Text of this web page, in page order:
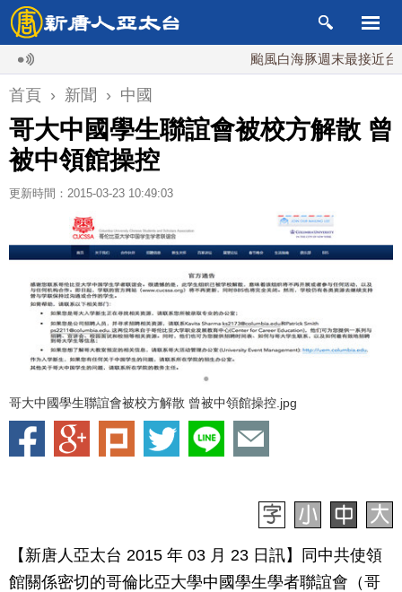
颱風白海豚週末最接近台灣
首頁 › 新聞 › 中國
哥大中國學生聯誼會被校方解散 曾
被中領館操控
更新時間：2015-03-23 10:49:03
哥大中國學生聯誼會被校方解散 曾被中領館操控.jpg
【新唐人亞太台 2015 年 03 月 23 日訊】同中共使領
館關係密切的哥倫比亞大學中國學生學者聯誼會（哥